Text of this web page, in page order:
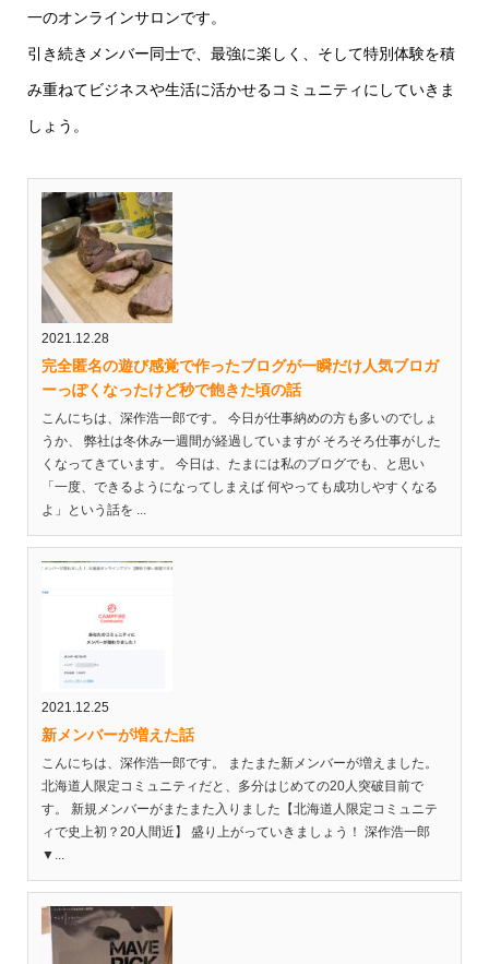
一のオンラインサロンです。
引き続きメンバー同士で、最強に楽しく、そして特別体験を積
み重ねてビジネスや生活に活かせるコミュニティにしていきま
しょう。
2021.12.28
完全匿名の遊び感覚で作ったブログが一瞬だけ人気ブロガ
ーっぽくなったけど秒で飽きた頃の話
こんにちは、深作浩一郎です。 今日が仕事納めの方も多いのでしょ
うか、 弊社は冬休み一週間が経過していますが そろそろ仕事がした
くなってきています。 今日は、たまには私のブログでも、と思い
「一度、できるようになってしまえば 何やっても成功しやすくなる
よ」という話を ...
2021.12.25
新メンバーが増えた話
こんにちは、深作浩一郎です。 またまた新メンバーが増えました。
北海道人限定コミュニティだと、多分はじめての20人突破目前で
す。 新規メンバーがまたまた入りました【北海道人限定コミュニテ
ィで史上初？20人間近】 盛り上がっていきましょう！ 深作浩一郎
▼...